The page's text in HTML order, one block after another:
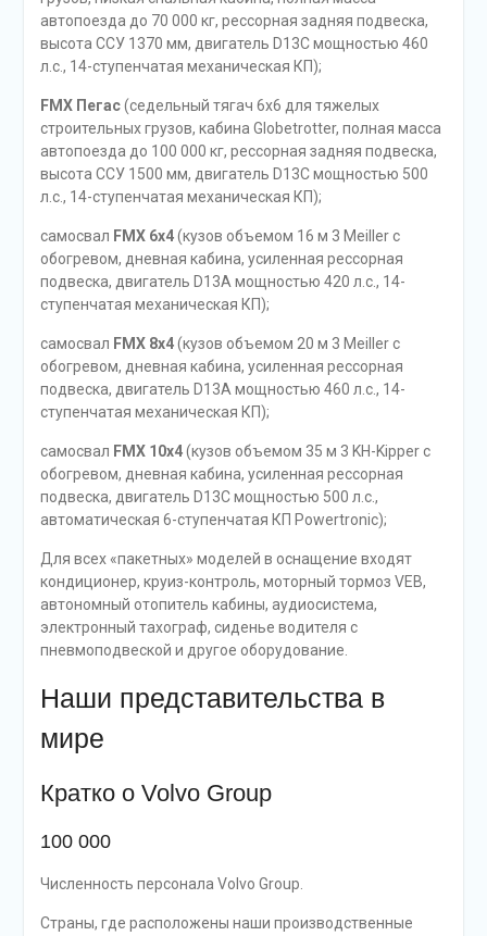
автопоезда до 70 000 кг, рессорная задняя подвеска,
высота ССУ 1370 мм, двигатель D13C мощностью 460
л.с., 14-ступенчатая механическая КП);
FMX Пегас(седельный тягач 6х6 для тяжелых
строительных грузов, кабина Globetrotter, полная масса
автопоезда до 100 000 кг, рессорная задняя подвеска,
высота ССУ 1500 мм, двигатель D13C мощностью 500
л.с., 14-ступенчатая механическая КП);
самосвал FMX 6х4(кузов объемом 16 м 3 Meiller с
обогревом, дневная кабина, усиленная рессорная
подвеска, двигатель D13A мощностью 420 л.с., 14-
ступенчатая механическая КП);
самосвал FMX 8х4(кузов объемом 20 м 3 Meiller с
обогревом, дневная кабина, усиленная рессорная
подвеска, двигатель D13A мощностью 460 л.с., 14-
ступенчатая механическая КП);
самосвал FMX 10х4(кузов объемом 35 м 3 KH-Kipper с
обогревом, дневная кабина, усиленная рессорная
подвеска, двигатель D13C мощностью 500 л.с.,
автоматическая 6-ступенчатая КП Powertronic);
Для всех «пакетных» моделей в оснащение входят
кондиционер, круиз-контроль, моторный тормоз VEB,
автономный отопитель кабины, аудиосистема,
электронный тахограф, сиденье водителя с
пневмоподвеской и другое оборудование.
Наши представительства в
мире
Кратко о Volvo Group
100 000
Численность персонала Volvo Group.
Страны, где расположены наши производственные